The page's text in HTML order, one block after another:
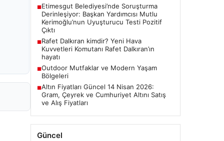
■Etimesgut Belediyesi’nde Soruşturma
Derinleşiyor: Başkan Yardımcısı Mutlu
Kerimoğlu’nun Uyuşturucu Testi Pozitif
Çıktı
■Rafet Dalkıran kimdir? Yeni Hava
Kuvvetleri Komutanı Rafet Dalkıran’ın
hayatı
■Outdoor Mutfaklar ve Modern Yaşam
Bölgeleri
■Altın Fiyatları Güncel 14 Nisan 2026:
Gram, Çeyrek ve Cumhuriyet Altını Satış
ve Alış Fiyatları
Güncel